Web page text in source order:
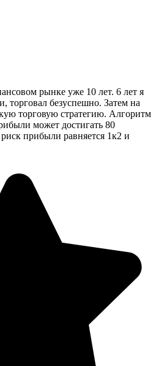
рынке уже 10 лет. 6 лет я
торговал безуспешно. Затем на
торговую стратегию. Алгоритм
может достигать 80
прибыли равняется 1к2 и